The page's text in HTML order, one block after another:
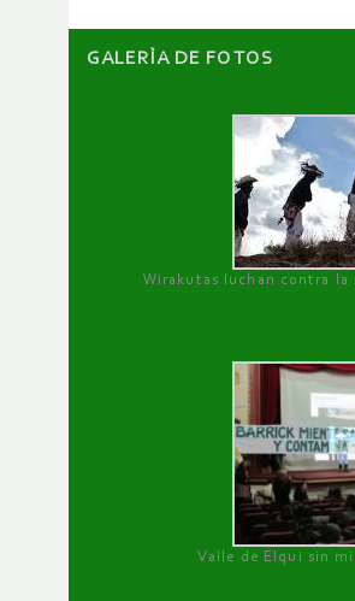
GALERÌA DE FOTOS
Wirakutas luchan contra la
Valle de Elqui sin